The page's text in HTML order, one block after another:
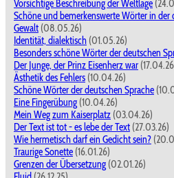
Vorsichtige Beschreibung der Weltlage
Schöne und bemerkenswerte Wörter in der
Gewalt (08.05.26)
Identität, dialektisch (01.05.26)
Besonders schöne Wörter der deutschen
Der Junge, der Prinz Eisenherz war
Ästhetik des Fehlers (10.04.26)
Schöne Wörter der deutschen Sprache
Eine Fingerübung (10.04.26)
Mein Weg zum Kaiserplatz (03.04.26)
Der Text ist tot - es lebe der Text (27.03.26)
Wie hermetisch darf ein Gedicht sein?
Traurige Sonette (16.01.26)
Grenzen der Übersetzung (02.01.26)